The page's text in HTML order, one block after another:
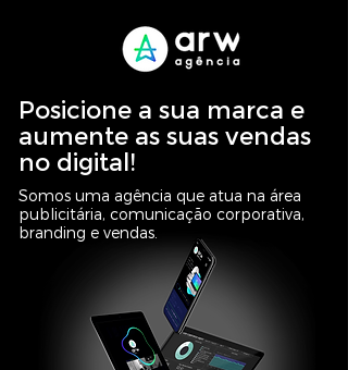
Posicione a sua marca e
aumente as suas vendas
no digital!
Somos uma agência que atua na área
publicitária, comunicação corporativa,
branding e vendas.